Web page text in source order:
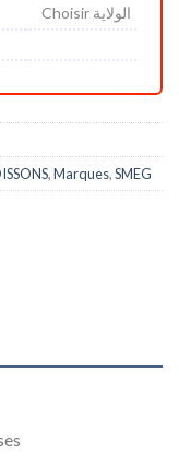
Choisir الولاية
,Marques,SMEG